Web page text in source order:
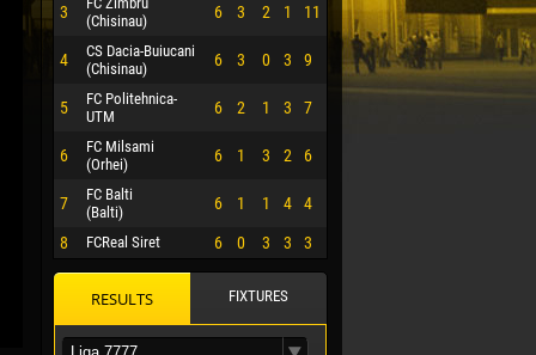
3
(Chisinau)
6 3 2 1 11
4
CS Dacia-Buiucani
(Chisinau)
6 3 0 3 9
5
FC Politehnica-
UTM
6 2 1 3 7
6
FC Milsami
(Orhei)
6 1 3 2 6
7
FC Balti
(Balti)
6 1 1 4 4
8 FCReal Siret 6 0 3 3 3
RESULTS FIXTURES